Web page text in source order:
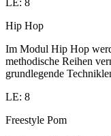
LE: 8
Hip Hop
Im Modul Hip Hop
methodische Reihen
grundlegende
LE: 8
Freestyle Pom